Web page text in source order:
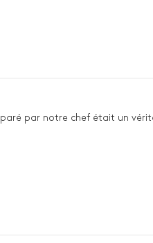
par notre chef était un